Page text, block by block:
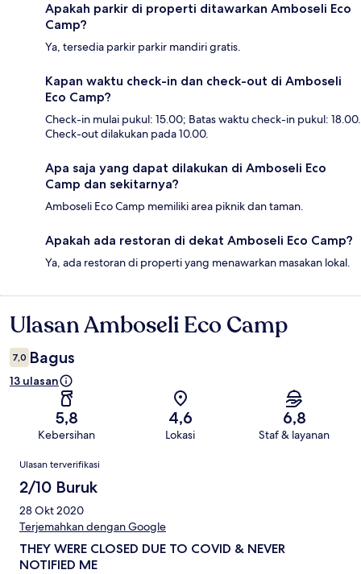
Apakah parkir di properti ditawarkan Amboseli Eco
Camp?
Ya, tersedia parkir parkir mandiri gratis.
Kapan waktu check-in dan check-out di Amboseli
Eco Camp?
Check-in mulai pukul: 15.00; Batas waktu check-in pukul: 18.00.
Check-out dilakukan pada 10.00.
Apa saja yang dapat dilakukan di Amboseli Eco
Camp dan sekitarnya?
Amboseli Eco Camp memiliki area piknik dan taman.
Apakah ada restoran di dekat Amboseli Eco Camp?
Ya, ada restoran di properti yang menawarkan masakan lokal.
Ulasan
Ulasan Amboseli Eco Camp
7,0 Bagus
13 ulasan
5,8
Kebersihan
4,6
Lokasi
6,8
Staf & layanan
Ulasan
Ulasan terverifikasi
2/10 Buruk
28 Okt 2020
Terjemahkan dengan Google
THEY WERE CLOSED DUE TO COVID & NEVER
NOTIFIED ME